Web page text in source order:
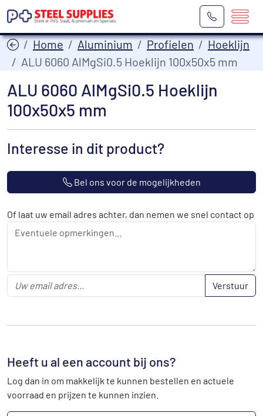
Home Aluminium Profielen
Hoeklijn
ALU 6060 AlMgSi0.5 Hoeklijn 100x50x5 mm
ALU 6060 AlMgSi0.5 Hoeklijn
100x50x5 mm
Interesse in dit product?
Bel ons voor de mogelijkheden
Of laat uw email adres achter, dan nemen we snel contact op
Verstuur
Heeft u al een account bij ons?
Log dan in om makkelijk te kunnen bestellen en actuele
voorraad en prijzen te kunnen inzien.